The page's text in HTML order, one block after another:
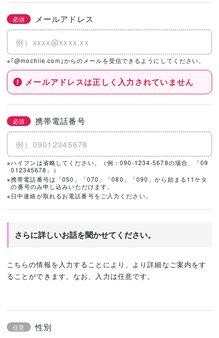
必須 メールアドレス
※｢@mochiie.com｣からのメールを受信できるようにしてください。
メールアドレスは正しく入力されていません
必須 携帯電話番号
※ハイフンは省略してください。（例：090-1234-5678の場合、「09
012345678」）
※携帯電話番号は「050」「070」「080」「090」から始まる11ケタ
の番号のみ申し込みいただけます。
※日中連絡が取れるお電話番号をご入力ください。
さらに詳しいお話を聞かせてください。
こちらの情報を入力することにより、より詳細なご案内をす
ることができます。なお、入力は任意です。
任意 性別